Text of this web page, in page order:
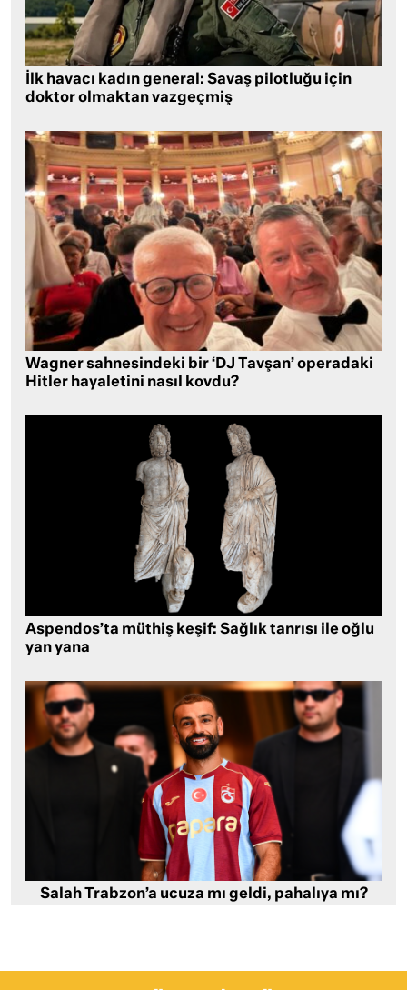
İlk havacı kadın general: Savaş pilotluğu için
doktor olmaktan vazgeçmiş
Wagner sahnesindeki bir ‘DJ Tavşan’ operadaki
Hitler hayaletini nasıl kovdu?
Aspendos’ta müthiş keşif: Sağlık tanrısı ile oğlu
yan yana
Salah Trabzon’a ucuza mı geldi, pahalıya mı?